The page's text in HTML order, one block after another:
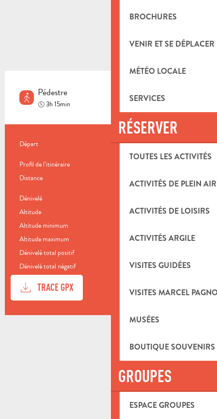
BROCHURES
VENIR ET SE DÉPLACER
MÉTÉO LOCALE
SERVICES
RÉSERVER
TOUTES LES ACTIVITÉS
ACTIVITÉS DE PLEIN AIR
ACTIVITÉS DE LOISIRS
ACTIVITÉS ARGILE
VISITES GUIDÉES
VISITES MARCEL
MUSÉES
BOUTIQUE
GROUPES
ESPACE GROUPES
Pédestre
3h 15min
INFORMATIONS PRATIQUES
Départ Aubagne
Profil de l’itinéraire
Distance 8.8 km
Dénivelé
Altitude 203 m
Altitude minimum
Altitude maximum 374 m
Dénivelé total positif
Dénivelé total négatif -294 m
DOCUMENTATION
TRACE GPX